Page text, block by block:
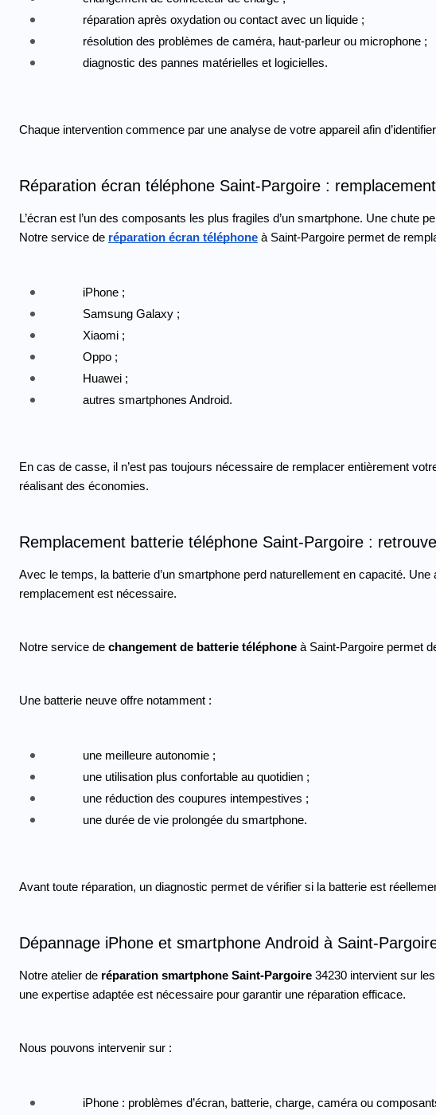
réparation après oxydation ou contact avec un liquide ;
résolution des problèmes de caméra, haut-parleur ou microphone ;
diagnostic des pannes matérielles et logicielles.
Chaque intervention commence par une analyse de votre appareil afin
Réparation écran téléphone Saint-Pargoire :
L’écran est l’un des composants les plus fragiles d’un smartphone. Une chute
Notre service de réparation écran téléphone à Saint-Pargoire permet de
iPhone ;
Samsung Galaxy ;
Xiaomi ;
Oppo ;
Huawei ;
autres smartphones Android.
En cas de casse, il n’est pas toujours nécessaire de remplacer entièrement
réalisant des économies.
Remplacement batterie téléphone Saint-Pargoire :
Avec le temps, la batterie d’un smartphone perd naturellement en capacité.
remplacement est nécessaire.
Notre service de changement de batterie téléphone à Saint-Pargoire permet
Une batterie neuve offre notamment :
une meilleure autonomie ;
une utilisation plus confortable au quotidien ;
une réduction des coupures intempestives ;
une durée de vie prolongée du smartphone.
Avant toute réparation, un diagnostic permet de vérifier si la batterie est
Dépannage iPhone et smartphone Android à Saint-
Notre atelier de réparation smartphone Saint-Pargoire 34230 intervient sur
une expertise adaptée est nécessaire pour garantir une réparation efficace.
Nous pouvons intervenir sur :
iPhone : problèmes d’écran, batterie, charge, caméra ou